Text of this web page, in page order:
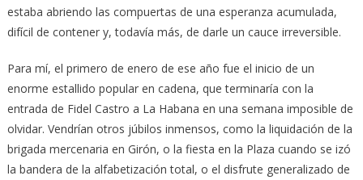
estaba abriendo las compuertas de una esperanza acumulada,
difícil de contener y, todavía más, de darle un cauce irreversible.
Para mí, el primero de enero de ese año fue el inicio de un
enorme estallido popular en cadena, que terminaría con la
entrada de Fidel Castro a La Habana en una semana imposible de
olvidar. Vendrían otros júbilos inmensos, como la liquidación de la
brigada mercenaria en Girón, o la fiesta en la Plaza cuando se izó
la bandera de la alfabetización total, o el disfrute generalizado de